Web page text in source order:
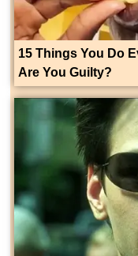
15 Things You Do
Are You Guilty?